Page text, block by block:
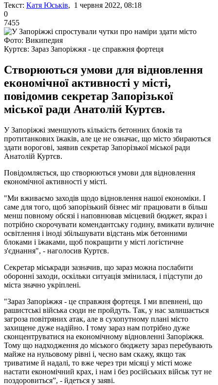
Текст: Катя Юськів, 1 червня 2022, 08:18
0
7455
Фото: Википедия
Куртєв: Зараз Запоріжжя - це справжня фортеця
Створюються умови для відновлення
економічної активності у місті,
повідомив секретар Запорізької
міської ради Анатолій Куртєв.
У Запоріжжі зменшують кількість бетонних блоків та
протитанкових їжаків, але це не означає, що місто збираються
здати ворогові, заявив секретар Запорізької міської ради
Анатолій Куртєв.
Повідомляється, що створюються умови для відновлення
економічної активності у місті.
"Ми вживаємо заходів щодо відновлення нашої економіки. І
саме для того, щоб запорізький бізнес міг працювати в більш
менш повному обсязі і наповнював місцевий бюджет, якраз і
потрібно скорочувати комендантську годину, вмикати вуличне
освітлення і іноді збільшувати відстань між бетонними
блоками і їжаками, щоб покращити у місті логістичне
з'єднання", - наголосив Куртєв.
Секретар міськради зазначив, що зараз можна послабити
оборонні заходи, оскільки ситуація змінилася, і підступи до
міста значно укріплені.
"Зараз Запоріжжя - це справжня фортеця. І ми впевнені, що
рашистські війська сюди не пройдуть. Так, у нас залишається
загроза повітряних атак, але в сухопутному плані місто
захищене дуже надійно. І тому зараз нам потрібно дуже
сконцентруватися на економічному відновленні Запоріжжя.
Тому що надходження до міського бюджету зараз перебувають
майже на нульовому рівні і, чесно вам скажу, якщо так
триватиме й надалі, то вже через три місяці у місті може
настати економічний крах, і нам і без російських військ тут не
поздоровиться”, - йдеться у заяві.